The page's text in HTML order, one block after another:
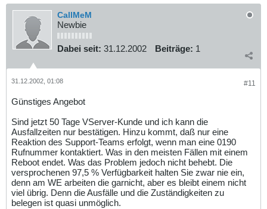
CallMeM
Newbie
Dabei seit: 31.12.2002 Beiträge: 1
#11
31.12.2002, 01:08
Günstiges Angebot
Sind jetzt 50 Tage VServer-Kunde und ich kann die
Ausfallzeiten nur bestätigen. Hinzu kommt, daß nur eine
Reaktion des Support-Teams erfolgt, wenn man eine 0190
Rufnummer kontaktiert. Was in den meisten Fällen mit einem
Reboot endet. Was das Problem jedoch nicht behebt. Die
versprochenen 97,5 % Verfügbarkeit halten Sie zwar nie ein,
denn am WE arbeiten die garnicht, aber es bleibt einem nicht
viel übrig. Denn die Ausfälle und die Zuständigkeiten zu
belegen ist quasi unmöglich.